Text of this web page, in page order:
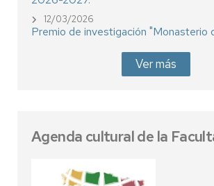
12/03/2026
Premio de investigación "Monasterio
Ver más
Agenda cultural de la